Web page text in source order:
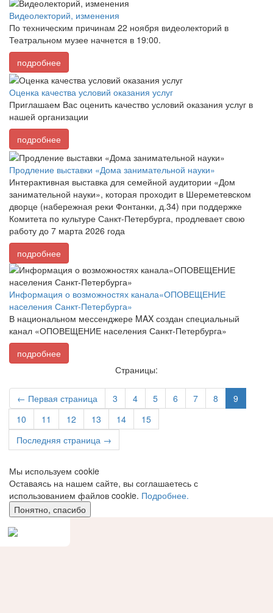
Видеолекторий, изменения
По техническим причинам 22 ноября видеолекторий в
Театральном музее начнется в 19:00.
подробнее
Оценка качества условий оказания услуг
Приглашаем Вас оценить качество условий оказания услуг в
нашей организации
подробнее
Продление выставки «Дома занимательной науки»
Интерактивная выставка для семейной аудитории «Дом
занимательной науки», которая проходит в Шереметевском
дворце (набережная реки Фонтанки, д.34) при поддержке
Комитета по культуре Санкт-Петербурга, продлевает свою
работу до 7 марта 2026 года
подробнее
Информация о возможностях канала«ОПОВЕЩЕНИЕ
населения Санкт-Петербурга»
В национальном мессенджере MAX создан специальный
канал «ОПОВЕЩЕНИЕ населения Санкт-Петербурга»
подробнее
Страницы:
← Первая страница 3 4 5 6 7 8
9
10
11 12 13 14
15
Последняя страница →
Мы используем сookie
Оставаясь на нашем сайте, вы соглашаетесь с
использованием файлов cookie. Подробнее.
Понятно, спасибо